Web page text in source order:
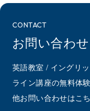
CONTACT
お問い合わせ
英語教室 / イングリ
ライン講座の無料体
他お問い合わせはこち